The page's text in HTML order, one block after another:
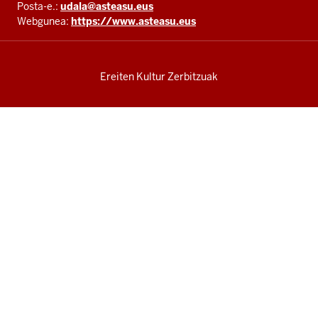
Posta-e.: udala@asteasu.eus
Webgunea: https://www.asteasu.eus
Ereiten Kultur Zerbitzuak